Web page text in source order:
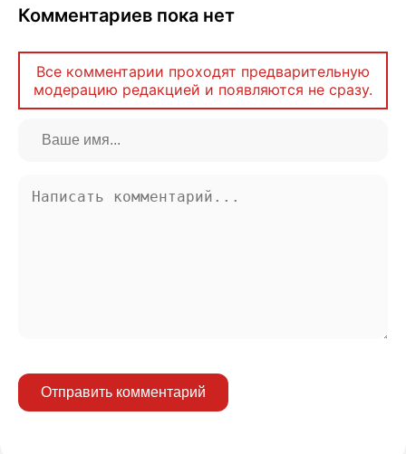
Комментариев пока нет
Все комментарии проходят предварительную
модерацию редакцией и появляются не сразу.
Отправить комментарий